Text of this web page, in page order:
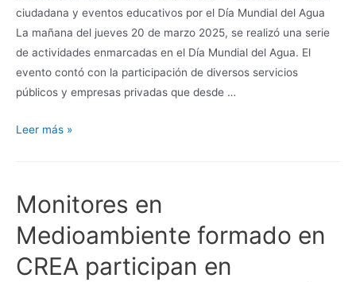
ciudadana y eventos educativos por el Día Mundial del Agua
La mañana del jueves 20 de marzo 2025, se realizó una serie
de actividades enmarcadas en el Día Mundial del Agua. El
evento contó con la participación de diversos servicios
públicos y empresas privadas que desde …
Leer más »
Monitores en
Medioambiente formado en
CREA participan en